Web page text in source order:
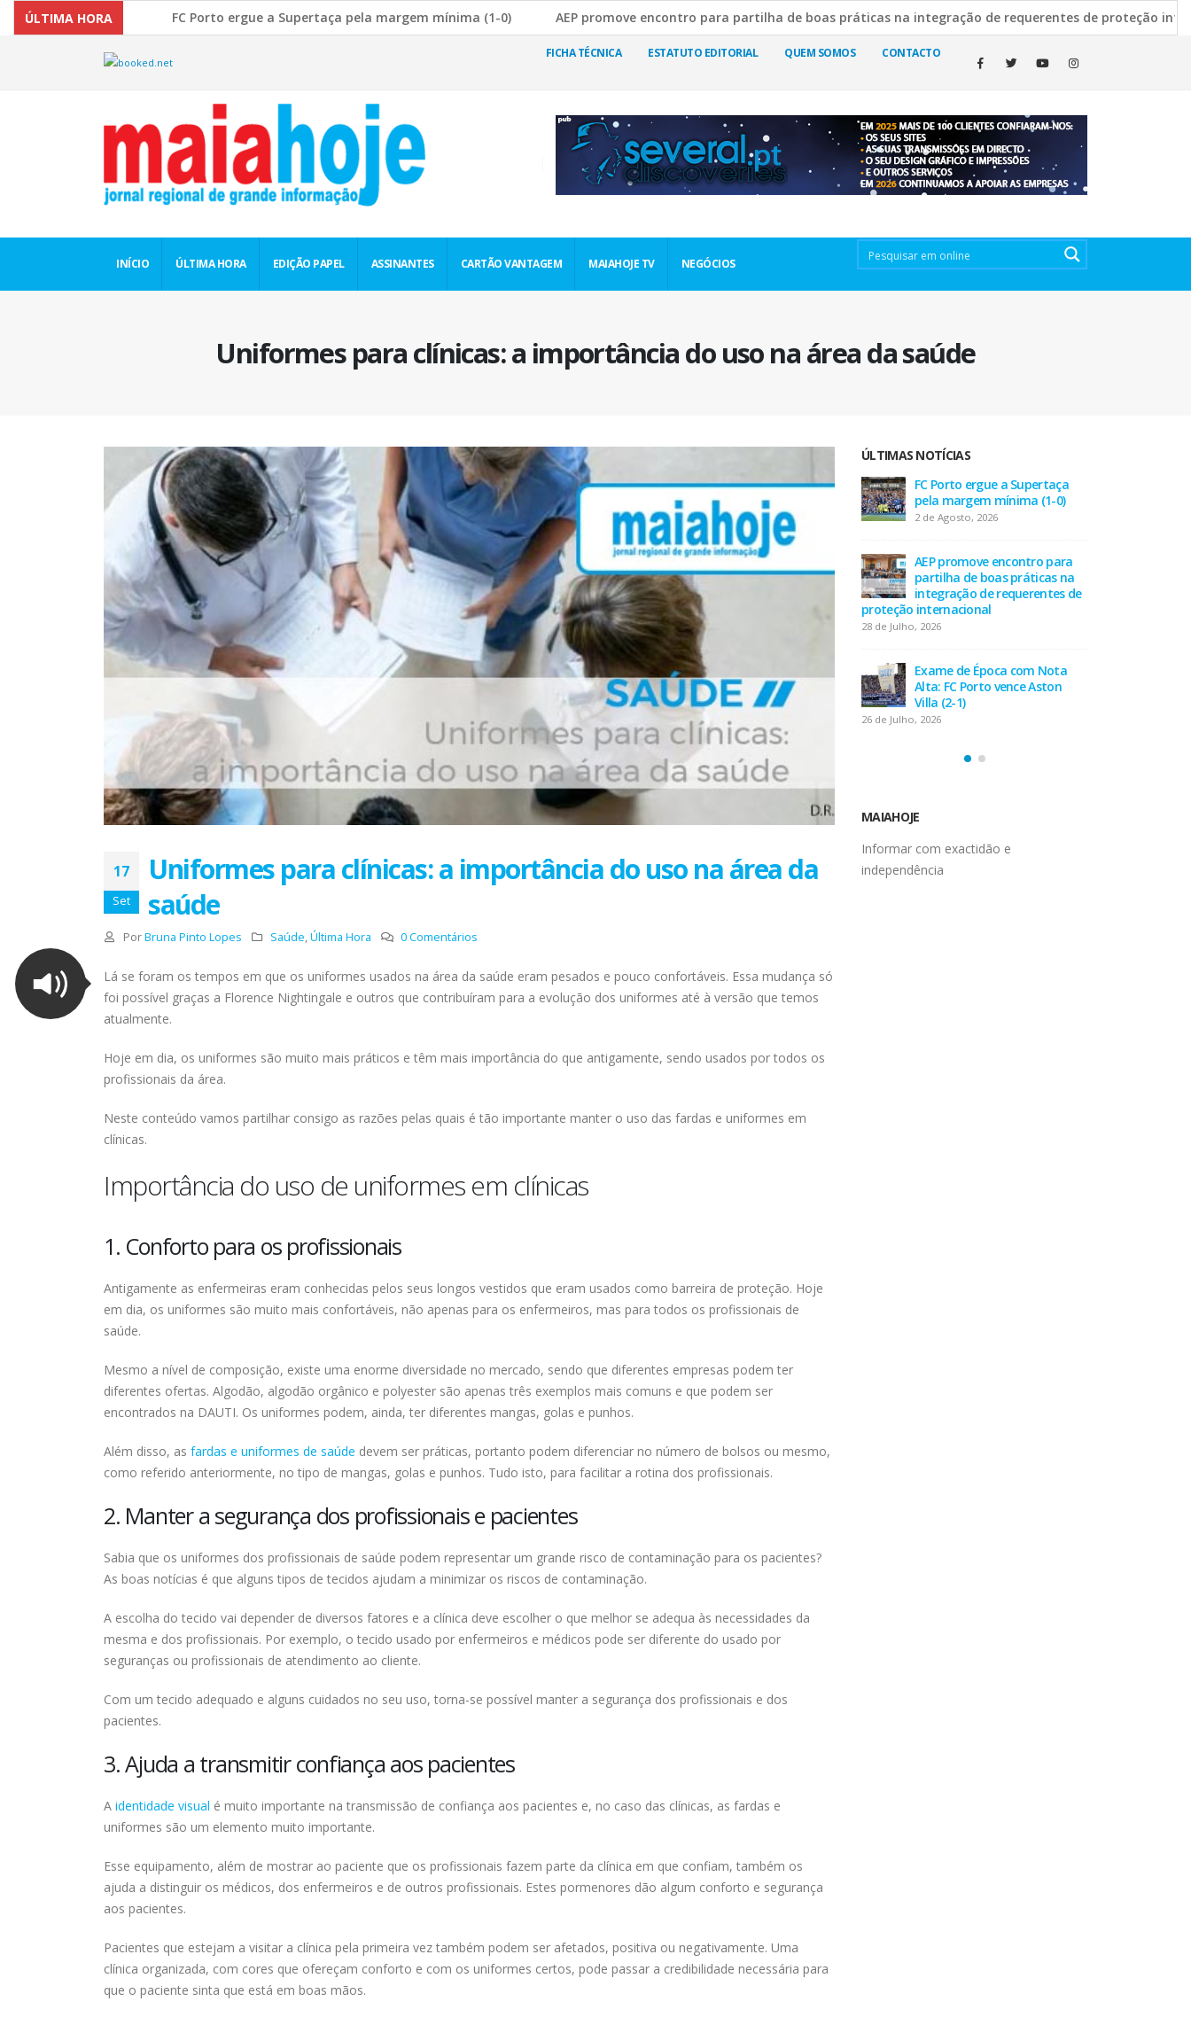
ÚLTIMA HORA FC Porto ergue a Supertaça pela margem mínima (1-0) AEP promove encontro para partilha de boas práticas na integração de requerentes de proteção internacional
Comissão Europeia quer ouvir as PME’s sobre a Rutura da Cadeia de Abastecimento JF Nogueira e Silva Escura esclarece decisão de manter cemitérios abertos
FICHA TÉCNICA ESTATUTO EDITORIAL QUEM SOMOS CONTACTO
INÍCIO ÚLTIMA HORA EDIÇÃO PAPEL ASSINANTES CARTÃO VANTAGEM MAIAHOJE TV NEGÓCIOS
Uniformes para clínicas: a importância do uso na área da saúde
17
Set
Uniformes para clínicas: a importância do uso na área da
saúde
PorBruna Pinto Lopes Saúde,Última Hora 0 Comentários
Lá se foram os tempos em que os uniformes usados na área da saúde eram pesados e pouco confortáveis. Essa mudança só
foi possível graças a Florence Nightingale e outros que contribuíram para a evolução dos uniformes até à versão que temos
atualmente.
Hoje em dia, os uniformes são muito mais práticos e têm mais importância do que antigamente, sendo usados por todos os
profissionais da área.
Neste conteúdo vamos partilhar consigo as razões pelas quais é tão importante manter o uso das fardas e uniformes em
clínicas.
Importância do uso de uniformes em clínicas
1. Conforto para os profissionais
Antigamente as enfermeiras eram conhecidas pelos seus longos vestidos que eram usados como barreira de proteção. Hoje
em dia, os uniformes são muito mais confortáveis, não apenas para os enfermeiros, mas para todos os profissionais de
saúde.
Mesmo a nível de composição, existe uma enorme diversidade no mercado, sendo que diferentes empresas podem ter
diferentes ofertas. Algodão, algodão orgânico e polyester são apenas três exemplos mais comuns e que podem ser
encontrados na DAUTI. Os uniformes podem, ainda, ter diferentes mangas, golas e punhos.
Além disso, as fardas e uniformes de saúde devem ser práticas, portanto podem diferenciar no número de bolsos ou mesmo,
como referido anteriormente, no tipo de mangas, golas e punhos. Tudo isto, para facilitar a rotina dos profissionais.
2. Manter a segurança dos profissionais e pacientes
Sabia que os uniformes dos profissionais de saúde podem representar um grande risco de contaminação para os pacientes?
As boas notícias é que alguns tipos de tecidos ajudam a minimizar os riscos de contaminação.
A escolha do tecido vai depender de diversos fatores e a clínica deve escolher o que melhor se adequa às necessidades da
mesma e dos profissionais. Por exemplo, o tecido usado por enfermeiros e médicos pode ser diferente do usado por
seguranças ou profissionais de atendimento ao cliente.
Com um tecido adequado e alguns cuidados no seu uso, torna-se possível manter a segurança dos profissionais e dos
pacientes.
3. Ajuda a transmitir confiança aos pacientes
A identidade visual é muito importante na transmissão de confiança aos pacientes e, no caso das clínicas, as fardas e
uniformes são um elemento muito importante.
Esse equipamento, além de mostrar ao paciente que os profissionais fazem parte da clínica em que confiam, também os
ajuda a distinguir os médicos, dos enfermeiros e de outros profissionais. Estes pormenores dão algum conforto e segurança
aos pacientes.
Pacientes que estejam a visitar a clínica pela primeira vez também podem ser afetados, positiva ou negativamente. Uma
clínica organizada, com cores que ofereçam conforto e com os uniformes certos, pode passar a credibilidade necessária para
que o paciente sinta que está em boas mãos.
ÚLTIMAS NOTÍCIAS
FC Porto ergue a Supertaça
pela margem mínima (1-0)
2 de Agosto, 2026
AEP promove encontro para
partilha de boas práticas na
integração de requerentes de
proteção internacional
28 de Julho, 2026
Exame de Época com Nota
Alta: FC Porto vence Aston
26 de Julho, 2026
AEP desafia empresas na QSP
Summit e revela prioridades
do tecido empresarial em dois
minutos
17 de Julho, 2026
O Fator Humano na Era
Algorítmica: As Grandes
Linhas de Força do QSP
Summit 2026
7 de Julho, 2026
Leça FC vence Campeonato de
Portugal na final do Jamor
11 de Junho, 2026
FC Porto ergue a Supertaça
pela margem mínima (1-0)
2 de Agosto, 2026
AEP promove encontro para
partilha de boas práticas na
integração de requerentes de
proteção internacional
28 de Julho, 2026
Exame de Época com Nota
Alta: FC Porto vence Aston
Villa (2-1)
AEP desafia empresas na QSP
Summit e revela prioridades
do tecido empresarial em dois
O Fator Humano na Era
Algorítmica: As Grandes
Linhas de Força do QSP
Leça FC vence Campeonato de
Portugal na final do Jamor
Informar com exactidão e